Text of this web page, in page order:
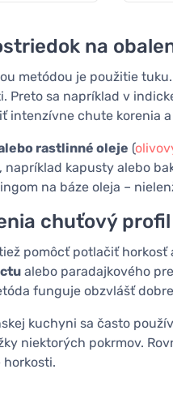
na
metódou je použitie tuku.
Preto sa napríklad v
intenzívne chute korenia
rastlinné oleje (
, napríklad kapusty alebo
na báze oleja –
chuťový
pomôcť potlačiť
alebo paradajkového
funguje obzvlášť
kuchyni sa často
niektorých pokrmov.
horkosti.